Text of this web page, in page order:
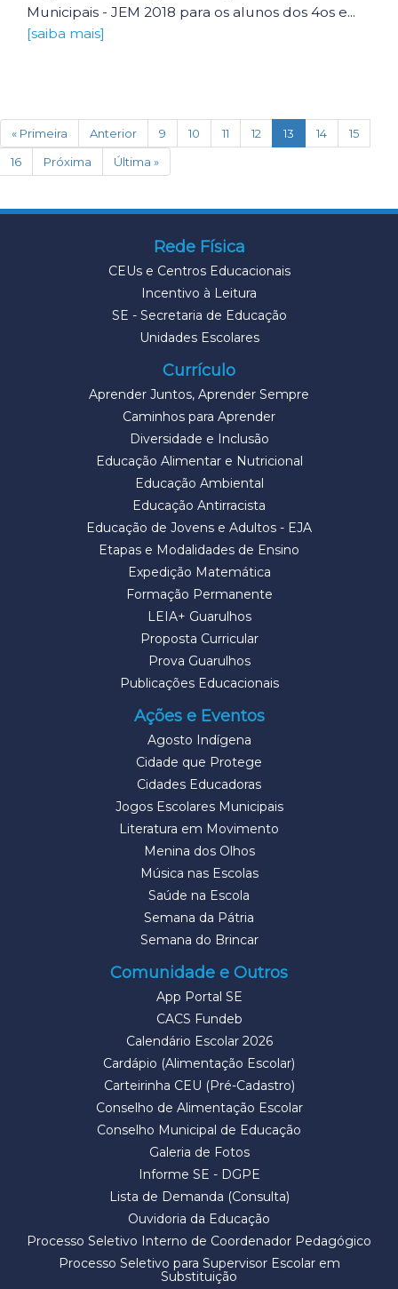
Municipais - JEM 2018 para os alunos dos 4os e...
[saiba mais]
« Primeira Anterior 9 10 11 12 13 (current)
14
15
16
Próxima Última »
Rede Física
CEUs e Centros Educacionais
Incentivo à Leitura
SE - Secretaria de Educação
Unidades Escolares
Currículo
Aprender Juntos, Aprender Sempre
Caminhos para Aprender
Diversidade e Inclusão
Educação Alimentar e Nutricional
Educação Ambiental
Educação Antirracista
Educação de Jovens e Adultos - EJA
Etapas e Modalidades de Ensino
Expedição Matemática
Formação Permanente
LEIA+ Guarulhos
Proposta Curricular
Prova Guarulhos
Publicações Educacionais
Ações e Eventos
Agosto Indígena
Cidade que Protege
Cidades Educadoras
Jogos Escolares Municipais
Literatura em Movimento
Menina dos Olhos
Música nas Escolas
Saúde na Escola
Semana da Pátria
Semana do Brincar
Comunidade e Outros
App Portal SE
CACS Fundeb
Calendário Escolar 2026
Cardápio (Alimentação Escolar)
Carteirinha CEU (Pré-Cadastro)
Conselho de Alimentação Escolar
Conselho Municipal de Educação
Galeria de Fotos
Informe SE - DGPE
Lista de Demanda (Consulta)
Ouvidoria da Educação
Processo Seletivo Interno de Coordenador Pedagógico
Processo Seletivo para Supervisor Escolar em
Substituição